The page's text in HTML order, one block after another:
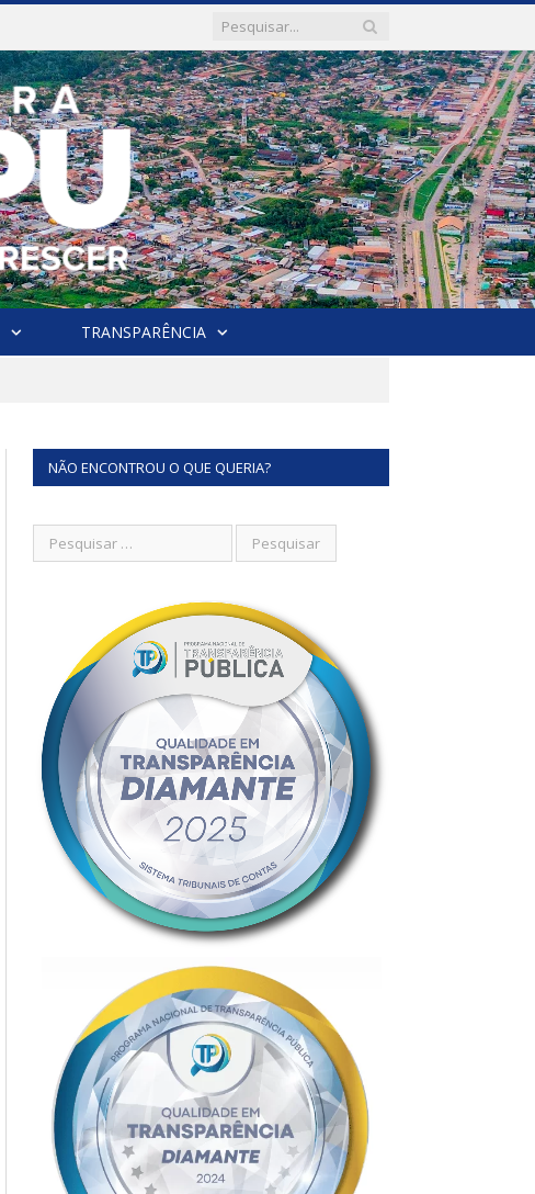
TRANSPARÊNCIA
NÃO ENCONTROU O QUE QUERIA?